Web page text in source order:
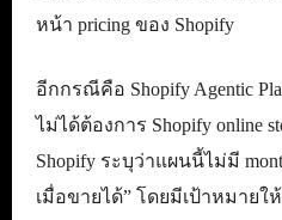
หน้า pricing ของ Shopify
อีกกรณีคือ Shopify Agentic
ไม่ได้ต้องการ Shopify online
Shopify ระบุว่าแผนนี้ไม่มี
เมื่อขายได้” โดยมีเป้าหมาย